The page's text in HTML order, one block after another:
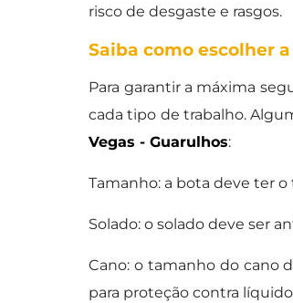
risco de desgaste e rasgos.
Saiba como escolher
Para garantir a máxima
cada tipo de trabalho.
Vegas - Guarulhos:
Tamanho: a bota deve ter
Solado: o solado deve ser
Cano: o tamanho do cano
para proteção contra